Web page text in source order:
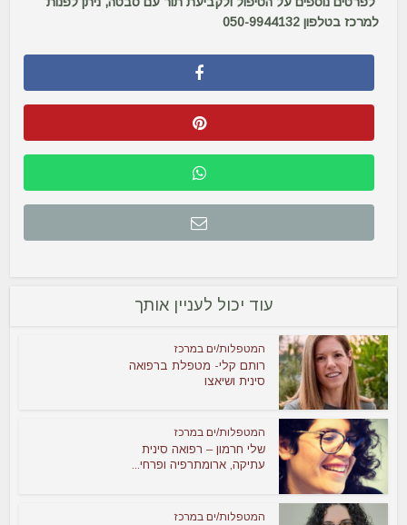
למרכז בטלפון 050-9944132
עוד יכול לעניין אותך
המטפלות/ים במרכז
רותם קלי- מטפלת ברפואה
סינית ושיאצו
המטפלות/ים במרכז
שלי חרמון – רפואה סינית
עתיקה, ארומתרפיה ופרחי...
המטפלות/ים במרכז